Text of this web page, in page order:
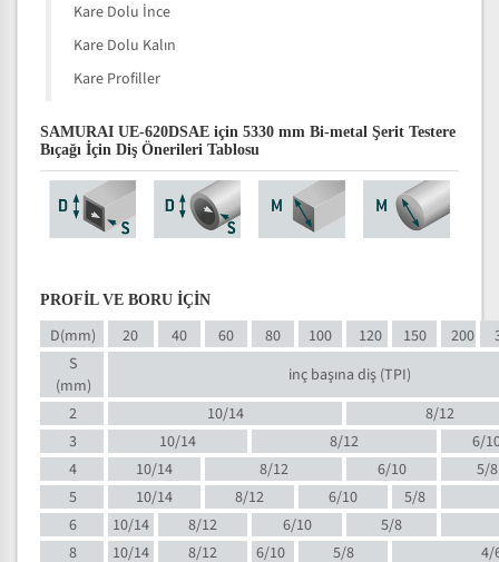
Kare Dolu İnce
Kare Dolu Kalın
Kare Profiller
SAMURAI UE-620DSAE için 5330 mm Bi-metal Şerit Testere
Bıçağı İçin Diş Önerileri Tablosu
PROFİL VE BORU İÇİN
D(mm) 20 40 60 80 100 120 150 200
S
(mm)
inç başına diş (TPI)
2
10/14
8/12
3
10/14 8/12
6/
4
10/14 8/12 6/10
5/8
5
10/14 8/12 6/10
5/8
6
10/14 8/12 6/10
5/8
8
10/14 8/12 6/10 5/8
4/